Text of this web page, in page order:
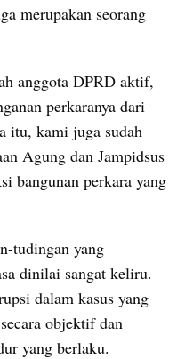
merupakan seorang
anggota DPRD aktif,
perkaranya dari
itu, kami juga sudah
Agung dan Jampidsus
bangunan perkara yang
tudingan yang
dinilai sangat keliru.
dalam kasus yang
objektif dan
yang berlaku.